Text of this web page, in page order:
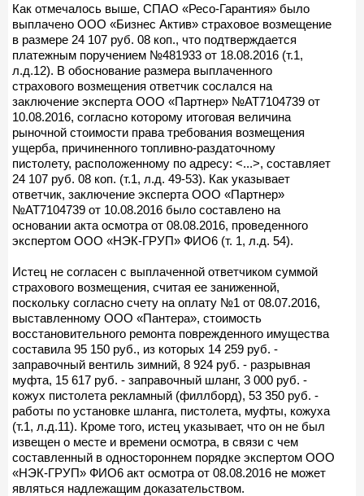
Как отмечалось выше, СПАО «Ресо-Гарантия» было
выплачено ООО «Бизнес Актив» страховое возмещение
в размере 24 107 руб. 08 коп., что подтверждается
платежным поручением №481933 от 18.08.2016 (т.1,
л.д.12). В обоснование размера выплаченного
страхового возмещения ответчик сослался на
заключение эксперта ООО «Партнер» №АТ7104739 от
10.08.2016, согласно которому итоговая величина
рыночной стоимости права требования возмещения
ущерба, причиненного топливно-раздаточному
пистолету, расположенному по адресу: <...>, составляет
24 107 руб. 08 коп. (т.1, л.д. 49-53). Как указывает
ответчик, заключение эксперта ООО «Партнер»
№АТ7104739 от 10.08.2016 было составлено на
основании акта осмотра от 08.08.2016, проведенного
экспертом ООО «НЭК-ГРУП» ФИО6 (т. 1, л.д. 54).
Истец не согласен с выплаченной ответчиком суммой
страхового возмещения, считая ее заниженной,
поскольку согласно счету на оплату №1 от 08.07.2016,
выставленному ООО «Пантера», стоимость
восстановительного ремонта поврежденного имущества
составила 95 150 руб., из которых 14 259 руб. -
заправочный вентиль зимний, 8 924 руб. - разрывная
муфта, 15 617 руб. - заправочный шланг, 3 000 руб. -
кожух пистолета рекламный (филлборд), 53 350 руб. -
работы по установке шланга, пистолета, муфты, кожуха
(т.1, л.д.11). Кроме того, истец указывает, что он не был
извещен о месте и времени осмотра, в связи с чем
составленный в одностороннем порядке экспертом ООО
«НЭК-ГРУП» ФИО6 акт осмотра от 08.08.2016 не может
являться надлежащим доказательством.